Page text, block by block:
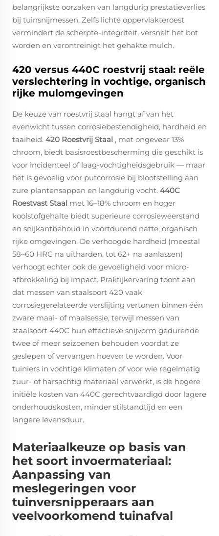
belangrijkste oorzaken van langdurig prestatieverlies
bij tuinsnijmessen. Zelfs lichte oppervlakteroest
vermindert de scherpte-integriteit, versnelt het bot
worden en verontreinigt het gehakte mulch.
420 versus 440C roestvrij staal: reële
verslechtering in vochtige, organisch
rijke mulomgevingen
De keuze van roestvrij staal hangt af van het
evenwicht tussen corrosiebestendigheid, hardheid en
taaiheid. 420 Roestvrij Staal , met ongeveer 13%
chroom, biedt basisroestbescherming die geschikt is
voor incidenteel of laag-vochtigheidsgebruik — maar
het is gevoelig voor putcorrosie bij blootstelling aan
zure plantensappen en langdurig vocht. 440C
Roestvast Staal met 16–18% chroom en hoger
koolstofgehalte biedt superieure corrosieweerstand
en snijkantbehoud in voortdurend natte, organisch
rijke omgevingen. De verhoogde hardheid (meestal
58–60 HRC na uitharden, tot 62+ na aanlassen)
verhoogt echter ook de gevoeligheid voor micro-
afbrokkeling bij impact. Praktijkervaring toont aan
dat messen van staalsoort 420 vaak
corrosiegerelateerde verslijting vertonen binnen één
zware maai- of maalsessie, terwijl messen van
staalsoort 440C hun effectieve snijvorm gedurende
twee of meer seizoenen behouden voordat ze
geslepen of vervangen hoeven te worden. Voor
tuiniers in vochtige klimaten of voor wie regelmatig
zuur- of harsachtig materiaal verwerkt, is de hogere
initiële kosten van 440C gerechtvaardigd door lagere
onderhoudskosten, minder stilstandtijd en een
langere levensduur.
Materiaalkeuze op basis van
het soort invoermateriaal:
Aanpassing van
meslegeringen voor
tuinversnipperaars aan
veelvoorkomend tuinafval